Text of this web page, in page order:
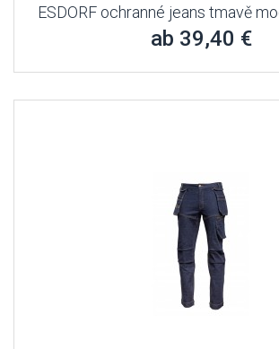
ESDORF ochranné jeans tmavě
ab 39,40 €